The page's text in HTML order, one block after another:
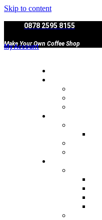
Skip to content
0878 2595 8155
Make Your Own Coffee Shop
My Account